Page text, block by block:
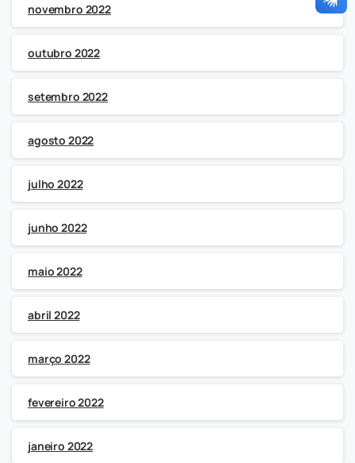
novembro 2022
outubro 2022
setembro 2022
agosto 2022
julho 2022
junho 2022
maio 2022
abril 2022
março 2022
fevereiro 2022
janeiro 2022